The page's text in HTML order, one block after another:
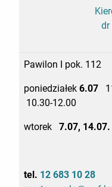
dr
Pawilon I pok. 112
poniedziałek 6.07
10.30-12.00
wtorek 7.07,
tel. 12 683 10 28